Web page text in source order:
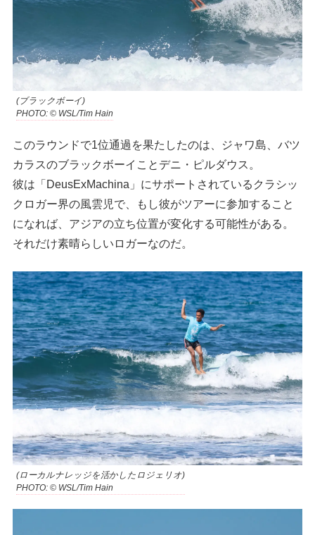
(ブラックボーイ)
PHOTO: © WSL/Tim Hain
このラウンドで1位通過を果たしたのは、ジャワ島、バツ
カラスのブラックボーイことデニ・ピルダウス。
彼は「DeusExMachina」にサポートされているクラシッ
クロガー界の風雲児で、もし彼がツアーに参加すること
になれば、アジアの立ち位置が変化する可能性がある。
それだけ素晴らしいロガーなのだ。
(ローカルナレッジを活かしたロジェリオ)
PHOTO: © WSL/Tim Hain